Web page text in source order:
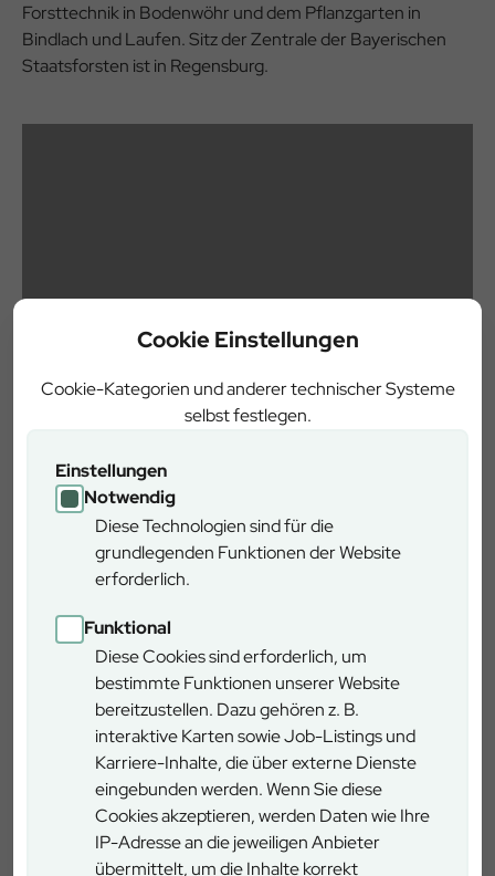
Cookie Einstellungen
Cookie-Kategorien und anderer technischer Systeme
selbst festlegen.
Einstellungen
Notwendig
Diese Technologien sind für die
grundlegenden Funktionen der Website
erforderlich.
Funktional
Diese Cookies sind erforderlich, um
bestimmte Funktionen unserer Website
bereitzustellen. Dazu gehören z. B.
interaktive Karten sowie Job-Listings und
Karriere-Inhalte, die über externe Dienste
eingebunden werden. Wenn Sie diese
Cookies akzeptieren, werden Daten wie Ihre
IP-Adresse an die jeweiligen Anbieter
übermittelt, um die Inhalte korrekt
Forsttechnik in Bodenwöhr und dem Pflanzgarten in
Bindlach und Laufen. Sitz der Zentrale der Bayerischen
Staatsforsten ist in Regensburg.
aktivieren Sie die Funktionalen Cookies
Karte anzeigen zu können.
Anmerkung: Die Flächen sind generalisiert und können von den
realen Grenzen abweichen.
Ausflugstipps und
Denkmäler